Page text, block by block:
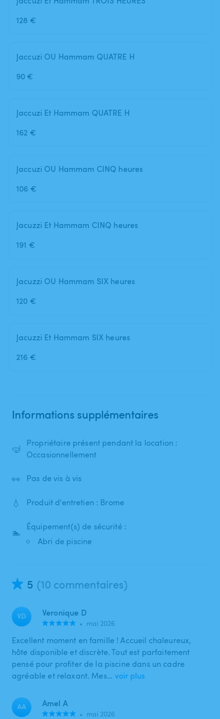
128 €
Jaccuzi OU Hammam QUATRE H
90 €
Jaccuzi Et Hammam QUATRE H
162 €
Jaccuzi OU Hammam CINQ heures
106 €
Jacuzzi Et Hammam CINQ heures
191 €
Jacuzzi OU Hammam SIX heures
120 €
Jacuzzi Et Hammam SIX heures
216 €
Informations supplémentaires
🤿
Propriétaire présent pendant la location :
Occasionnellement
👀 Pas de vis à vis
💧 Produit d'entretien : Brome
🏊
Équipement(s) de sécurité :
Abri de piscine
5 (10 commentaires)
VD Veronique D
• mai 2026
Excellent moment en famille ! Accueil chaleureux,
hôte disponible et discrète. Tout est parfaitement
pensé pour profiter de la piscine dans un cadre
agréable et relaxant. Mes… voir plus
AA Amel A
• mai 2026